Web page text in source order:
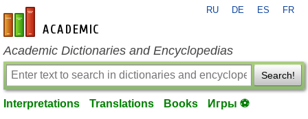
en-academic.com
RU DE ES FR
Academic Dictionaries and Encyclopedias
Search!
Interpretations Translations Books Игры ⚽